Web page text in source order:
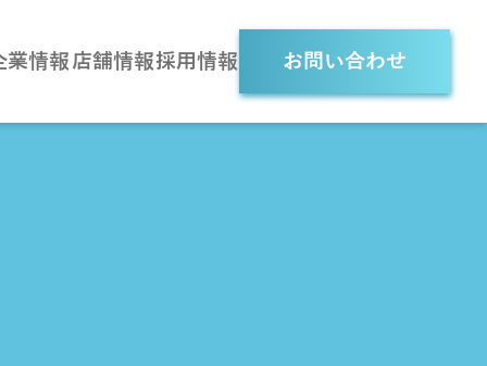
業情報店舗情報採用情報 お問い合わせ